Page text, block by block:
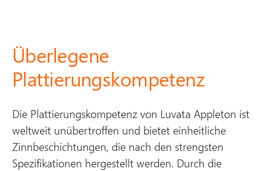
Überlegene
Plattierungskompetenz
Die Plattierungskompetenz von Luvata Appleton ist
weltweit unübertroffen und bietet einheitliche
Zinnbeschichtungen, die nach den strengsten
Spezifikationen hergestellt werden. Durch die